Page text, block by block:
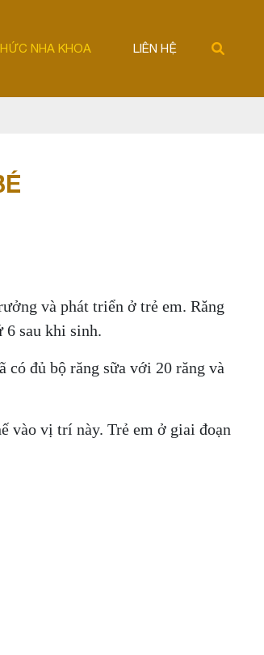
NHA KHOA LIÊN HỆ
và phát triển ở trẻ em. Răng
6 sau khi sinh.
có đủ bộ răng sữa với 20 răng và
vào vị trí này. Trẻ em ở giai đoạn